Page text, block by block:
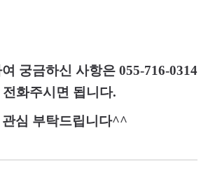
궁금하신 사항은 055-716-0314
전화주시면 됩니다.
관심 부탁드립니다^^